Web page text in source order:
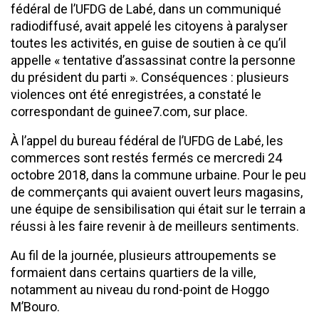
fédéral de l’UFDG de Labé, dans un communiqué
radiodiffusé, avait appelé les citoyens à paralyser
toutes les activités, en guise de soutien à ce qu’il
appelle « tentative d’assassinat contre la personne
du président du parti ». Conséquences : plusieurs
violences ont été enregistrées, a constaté le
correspondant de guinee7.com, sur place.
À l’appel du bureau fédéral de l’UFDG de Labé, les
commerces sont restés fermés ce mercredi 24
octobre 2018, dans la commune urbaine. Pour le peu
de commerçants qui avaient ouvert leurs magasins,
une équipe de sensibilisation qui était sur le terrain a
réussi à les faire revenir à de meilleurs sentiments.
Au fil de la journée, plusieurs attroupements se
formaient dans certains quartiers de la ville,
notamment au niveau du rond-point de Hoggo
M’Bouro.